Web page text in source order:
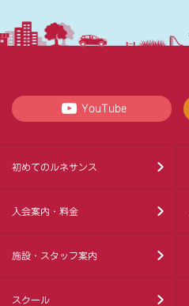
YouTube
初めてのルネサンス
入会案内・料金
施設・スタッフ案内
スクール